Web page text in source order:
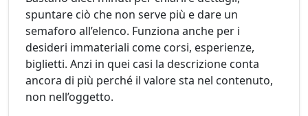
spuntare ciò che non serve più e dare un
semaforo all’elenco. Funziona anche per i
desideri immateriali come corsi, esperienze,
biglietti. Anzi in quei casi la descrizione conta
ancora di più perché il valore sta nel contenuto,
non nell’oggetto.